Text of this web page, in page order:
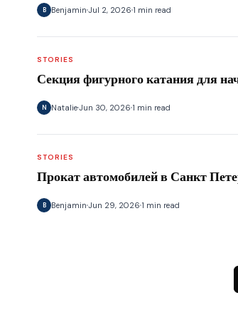
B Benjamin Jul 2, 2026 1 min read
STORIES
Секция фигурного катания для
N NatalieJun 30, 2026 1 min read
STORIES
Прокат автомобилей в Санкт
B Benjamin Jun 29, 2026 1 min read